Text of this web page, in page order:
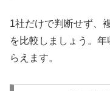
1社だけで判断せず、
を比較しましょう。
らえます。